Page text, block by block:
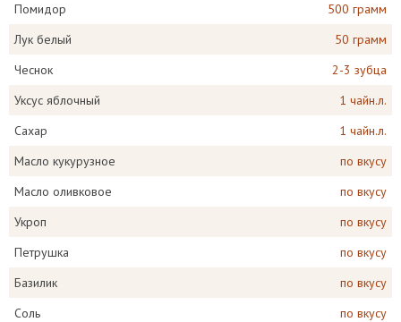
Помидор
500 грамм
Лук белый
50 грамм
Чеснок
2-3 зубца
Уксус яблочный
1 чайн.л.
Сахар
1 чайн.л.
Масло кукурузное
по вкусу
Масло оливковое
по вкусу
Укроп
по вкусу
Петрушка
по вкусу
Базилик
по вкусу
Соль
по вкусу